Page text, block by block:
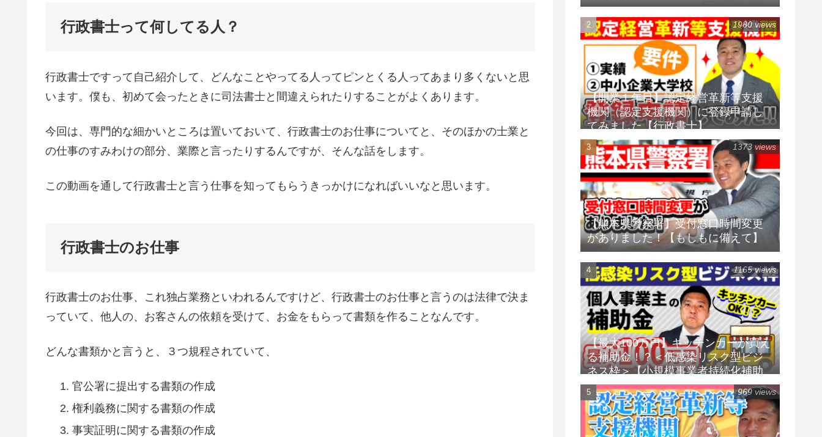
行政書士って何してる人？
行政書士ですって自己紹介して、どんなことやってる人ってピンとくる人ってあまり多くないと思
います。僕も、初めて会ったときに司法書士と間違えられたりすることがよくあります。
今回は、専門的な細かいところは置いておいて、行政書士のお仕事についてと、そのほかの士業と
の仕事のすみわけの部分、業際と言ったりするんですが、そんな話をします。
この動画を通して行政書士と言う仕事を知ってもらうきっかけになればいいなと思います。
行政書士のお仕事
行政書士のお仕事、これ独占業務といわれるんですけど、行政書士のお仕事と言うのは法律で決ま
っていて、他人の、お客さんの依頼を受けて、お金をもらって書類を作ることなんです。
どんな書類かと言うと、３つ規程されていて、
官公署に提出する書類の作成
権利義務に関する書類の作成
事実証明に関する書類の作成
【開業１年目】認定経営革新等支援
機関（認定支援機関）に登録申請し
てみました【行政書士】
1980 views
【熊本県警察署】受付窓口時間変更
がありました！【もしもに備えて】
1373 views
【最大100万円】キッチンカーが買え
る補助金！？＜低感染リスク型ビジ
ネス枠＞【小規模事業者持続化補助
金】
1165 views
969 views